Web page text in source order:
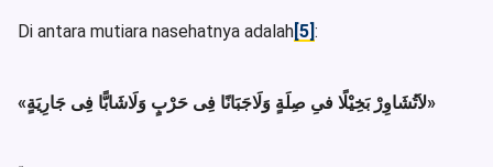
Di antara mutiara nasehatnya adalah[5]:
«لاَتُشَاوِرْ بَخِيْلًا فىِ صِلَةٍ وَلَاجَبَانًا فِى حَرْبٍ وَلَاشَابًّا فِى جَارِيَةٍ»